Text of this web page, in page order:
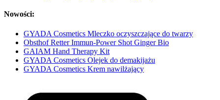
Nowości:
GYADA Cosmetics Mleczko oczyszczające do twarzy
Obsthof Retter Immun-Power Shot Ginger Bio
GAIAM Hand Therapy Kit
GYADA Cosmetics Olejek do demakijażu
GYADA Cosmetics Krem nawilżający